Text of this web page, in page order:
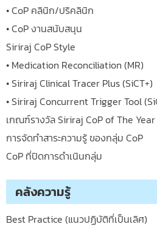
• CoP คลินิก/ปริคลินิก
• CoP งานสนับสนุน
Siriraj CoP Style
• Medication Reconciliation (MR)
• Siriraj Clinical Tracer Plus (SiCT+)
• Siriraj Concurrent Trigger Tool
เกณฑ์รางวัล Siriraj CoP of The Year
การจัดทำสาระความรู้ ของกลุ่ม CoP
CoP ที่ปิดการดำเนินกลุ่ม
คลังความรู้
Best Practice (แนวปฏิบัติที่เป็นเลิศ)